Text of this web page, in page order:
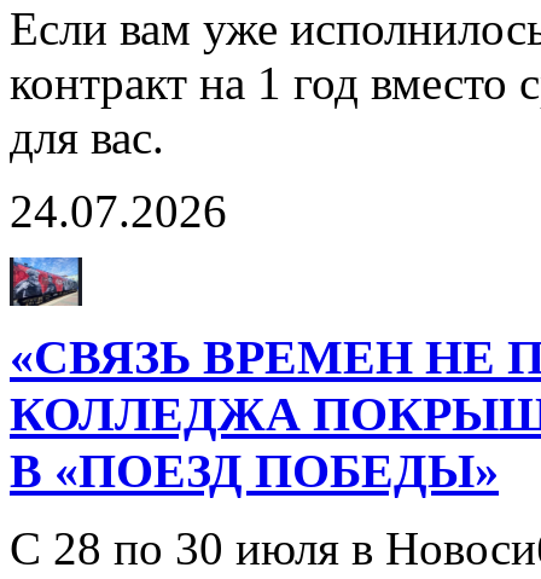
Если вам уже
контракт на 1 год
для вас.
24.07.2026
«СВЯЗЬ ВРЕМЕН НЕ
КОЛЛЕДЖА
В «ПОЕЗД ПОБЕДЫ»
С 28 по 30 июля в